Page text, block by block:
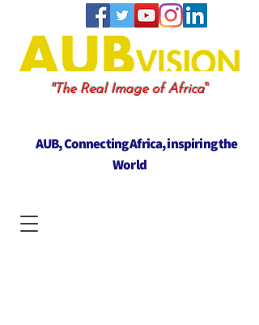
"The Real Image of Africa"
AUB, Connecting Africa, inspiring the
World